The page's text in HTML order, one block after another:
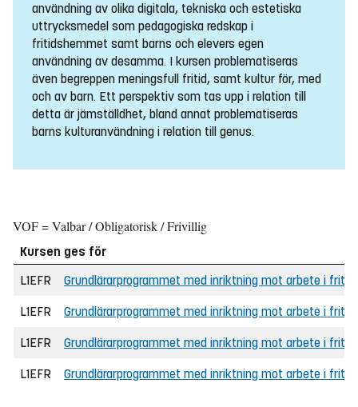
användning av olika digitala, tekniska och estetiska
uttrycksmedel som pedagogiska redskap i
fritidshemmet samt barns och elevers egen
användning av desamma. I kursen problematiseras
även begreppen meningsfull fritid, samt kultur för, med
och av barn. Ett perspektiv som tas upp i relation till
detta är jämställdhet, bland annat problematiseras
barns kulturanvändning i relation till genus.
VOF = Valbar / Obligatorisk / Frivillig
Kursen ges för
L1EFR
Grundlärarprogrammet med inriktning mot arbete i
L1EFR Grundlärarprogrammet med inriktning mot arbete i
L1EFR Grundlärarprogrammet med inriktning mot arbete i
L1EFR Grundlärarprogrammet med inriktning mot arbete i